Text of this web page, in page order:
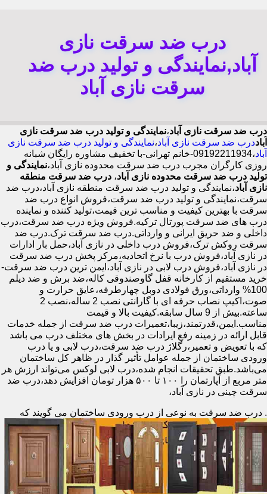
درب ضد سرقت نازی
آباد,نمایندگی و تولید درب ضد
سرقت نازی آباد
درب ضد سرقت نازی آباد،نمایندگی و تولید درب ضد سرقت نازی
آباددرب ضد سرقت نازی آباد،نمایندگی و تولید درب ضد سرقت نازی
آباد
،09192211934-خانم تهرانی-با تخفیف مشاوره رایگان شبانه
روزی کارگران مجرب درب ضد سرقت محدوده نازی آباد،نمایندگی و
تولید درب ضد سرقت محدوده نازی آباد، درب ضد سرقت منطقه
نازی آباد،نمایندگی و تولید درب ضد سرقت منطقه نازی آباد،درب ضد
سرقت،نمایندگی و تولید درب ضد سرقت،فروش انواع درب ضد
سرقت با بهترین کیفیت و مناسب ترین قیمت،تولید کننده و نماینده
درب های ضد سرقت پورتال ترکیه.فروش ویژه درب ضد سرقت،درب
داخلی و ضد حریق ایرانی و وارداتی.درب ضد سرقت ترک.درب ضد
سرقت روکش ترک،فروش درب داخلی در نازی آباد،حمل بار ادارات
در نازی آباد،فروش درب با نرخ اتحادیه،مرکز پخش درب ضد سرقت
در نازی آباد،فروش درب لابی در نازی آباد،ایمن ترین درب ضد سرقت-
خرید مستقیم از کارخانه قفل گاوصندوقی کاله،ضد برش و ضد دیلم
100% وارداتی،ورق فولادی دوبل چهارطرفه،عایق حرارت و
صوت،اکیپ نصاب حرفه ای با گارانتی نصب 2 ساله،نصب 2
ساعته.بیش از 9 سال سابقه.کیفیت بالا و قیمت
مناسب.ایمن،قدرتمند،زیبا،تعمیرات درب ضد سرقت از جمله خدمات
قابل ارائه در زمینه رفع ایرادات در بخش های مختلف درب می باشد
که با تعویض و تعمیر،رگلاژ درب ضد سرقت،درب لابی و یا درب
ورودی ساختمان از جمله عوامل تأثیر گذار در ظاهر کل ساختمان
می‌باشد.طبق تحقیقات انجام شده،درب لابی لوکس می‌تواند ارزش هر
متر مربع از آپارتمان را ۱۰۰ تا ۵۰۰ هزار تومان افزایش دهد،درب ضد
سرقت چینی در نازی آباد،
. درب ضد سرقت به نوعی از درب ورودی ساختمان می گویند که